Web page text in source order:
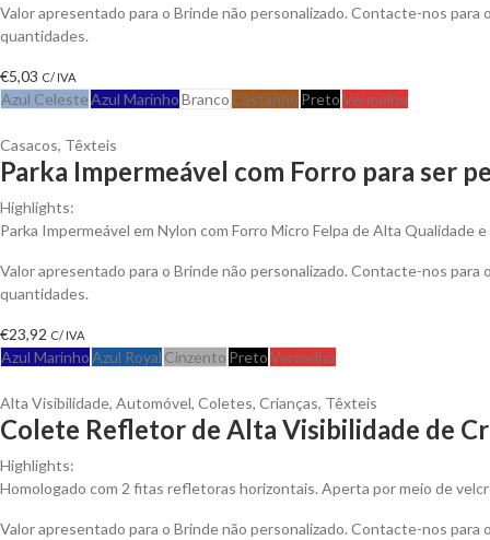
Valor apresentado para o Brinde não personalizado. Contacte-nos
quantidades.
€5,03 C/ IVA
Azul CelesteAzul MarinhoBranco Castanho PretoVermelho
Casacos, Têxteis
Parka Impermeável com Forro para ser
Highlights:
Parka Impermeável em Nylon com Forro Micro Felpa de Alta Qualidade
Valor apresentado para o Brinde não personalizado. Contacte-nos
quantidades.
€23,92 C/ IVA
Azul MarinhoAzul Royal Cinzento PretoVermelho
Alta Visibilidade, Automóvel, Coletes, Crianças, Têxteis
Colete Refletor de Alta Visibilidade de
Highlights:
Homologado com 2 fitas refletoras horizontais. Aperta por meio de
Valor apresentado para o Brinde não personalizado. Contacte-nos